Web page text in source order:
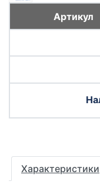
Характеристики